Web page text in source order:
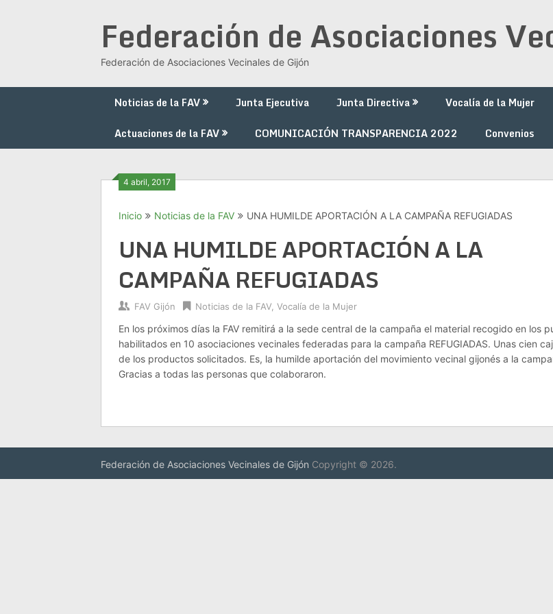
Federación de Asociaciones
Federación de Asociaciones Vecinales de Gijón
Noticias de la FAV Junta Ejecutiva Junta Directiva Vocalía de la Mujer
Actuaciones de la FAV
COMUNICACIÓN TRANSPARENCIA 2022 Convenios
4 abril, 2017
Inicio Noticias de la FAV UNA HUMILDE APORTACIÓN A LA CAMPAÑA REFUGIADAS
UNA HUMILDE APORTACIÓN A LA
CAMPAÑA REFUGIADAS
FAV Gijón Noticias de la FAV Vocalía de la Mujer
En los próximos días la FAV remitirá a la sede central de la campaña el material recogido en los
habilitados en 10 asociaciones vecinales federadas para la campaña REFUGIADAS. Unas cien
de los productos solicitados. Es, la humilde aportación del movimiento vecinal gijonés a la
Gracias a todas las personas que colaboraron.
Federación de Asociaciones Vecinales de Gijón Copyright © 2026.